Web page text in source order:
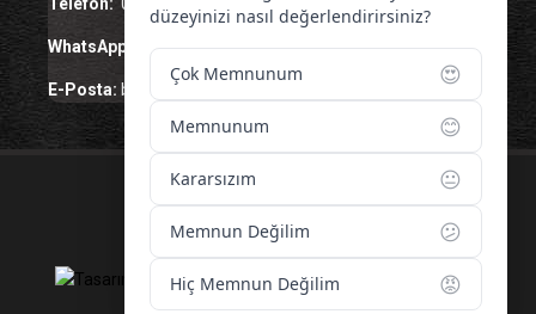
WhatsApp: 0 544 213 11 86
E-Posta: bilgi@kirsehirtso.org.tr
© 2026 – Tüm Hakları Saklıdır.
düzeyinizi nasıl değerlendirirsiniz?
Çok Memnunum 😍
Memnunum 😊
Kararsızım 😐
Memnun Değilim 😕
Hiç Memnun Değilim 😡